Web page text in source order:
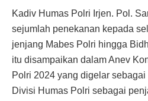
Kadiv Humas Polri Irjen. Pol.
sejumlah penekanan kepada
jenjang Mabes Polri hingga
itu disampaikan dalam Anev
Polri 2024 yang digelar
Divisi Humas Polri sebagai